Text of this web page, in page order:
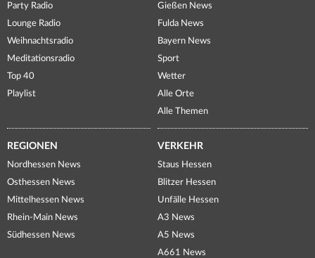
Party Radio
Lounge Radio
Weihnachtsradio
Meditationsradio
Top 40
Playlist
Gießen News
Fulda News
Bayern News
Sport
Wetter
Alle Orte
Alle Themen
REGIONEN
Nordhessen News
Osthessen News
Mittelhessen News
Rhein-Main News
Südhessen News
VERKEHR
Staus Hessen
Blitzer Hessen
Unfälle Hessen
A3 News
A5 News
A661 News